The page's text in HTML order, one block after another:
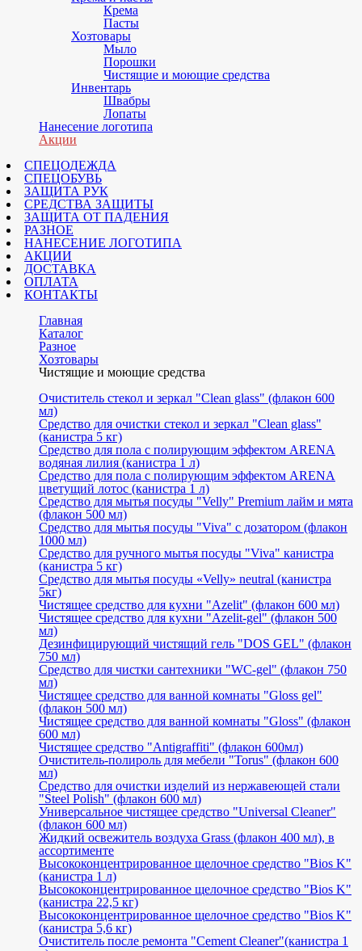
Крема
Пасты
Хозтовары
Мыло
Порошки
Чистящие и моющие средства
Инвентарь
Швабры
Лопаты
Нанесение логотипа
Акции
СПЕЦОДЕЖДА
СПЕЦОБУВЬ
ЗАЩИТА РУК
СРЕДСТВА ЗАЩИТЫ
ЗАЩИТА ОТ ПАДЕНИЯ
РАЗНОЕ
НАНЕСЕНИЕ ЛОГОТИПА
АКЦИИ
ДОСТАВКА
ОПЛАТА
КОНТАКТЫ
Главная
Каталог
Разное
Хозтовары
Чистящие и моющие средства
Очиститель стекол и зеркал "Clean glass" (флакон 600
мл)
Средство для очистки стекол и зеркал "Clean glass"
(канистра 5 кг)
Средство для пола с полирующим эффектом ARENA
водяная лилия (канистра 1 л)
Средство для пола с полирующим эффектом ARENA
цветущий лотос (канистра 1 л)
Средство для мытья посуды "Velly" Premium лайм и мята
(флакон 500 мл)
Средство для мытья посуды "Viva" c дозатором (флакон
1000 мл)
Средство для ручного мытья посуды "Viva" канистра
(канистра 5 кг)
Средство для мытья посуды «Velly» neutral (канистра
5кг)
Чистящее средство для кухни "Azelit" (флакон 600 мл)
Чистящее средство для кухни "Azelit-gel" (флакон 500
мл)
Дезинфицирующий чистящий гель "DOS GEL" (флакон
750 мл)
Средство для чистки сантехники "WC-gel" (флакон 750
мл)
Чистящее средство для ванной комнаты "Gloss gel"
(флакон 500 мл)
Чистящее средство для ванной комнаты "Gloss" (флакон
600 мл)
Чистящее средство "Antigraffiti" (флакон 600мл)
Очиститель-полироль для мебели "Torus" (флакон 600
мл)
Средство для очистки изделий из нержавеющей стали
"Steel Polish" (флакон 600 мл)
Универсальное чистящее средство "Universal Cleaner"
(флакон 600 мл)
Жидкий освежитель воздуха Grass (флакон 400 мл), в
ассортименте
Высококонцентрированное щелочное средство "Bios K"
(канистра 1 л)
Высококонцентрированное щелочное средство "Bios K"
(канистра 22,5 кг)
Высококонцентрированное щелочное средство "Bios K"
(канистра 5,6 кг)
Очиститель после ремонта "Cement Cleaner"(канистра 1